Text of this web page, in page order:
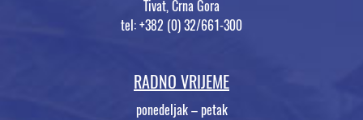
Tivat, Crna Gora
tel: +382 (0) 32/661-300
RADNO VRIJEME
ponedeljak – petak